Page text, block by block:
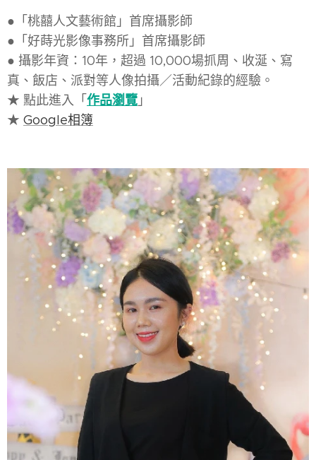
●「桃囍人文藝術館」首席攝影師
●「好蒔光影像事務所」首席攝影師
● 攝影年資：10年，超過 10,000場抓周、收涎、寫
真、飯店、派對等人像拍攝／活動紀錄的經驗。
★ 點此進入「 作品瀏覽 」
★ Google相簿